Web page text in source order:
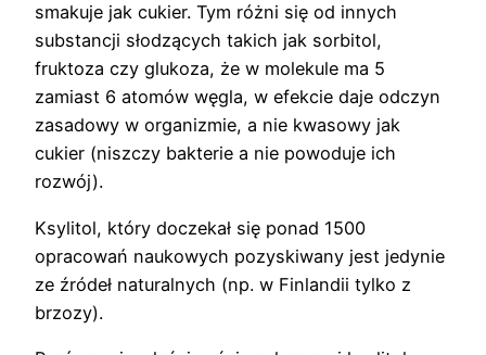
smakuje jak cukier. Tym różni się od innych
substancji słodzących takich jak sorbitol,
fruktoza czy glukoza, że w molekule ma 5
zamiast 6 atomów węgla, w efekcie daje odczyn
zasadowy w organizmie, a nie kwasowy jak
cukier (niszczy bakterie a nie powoduje ich
rozwój).
Ksylitol, który doczekał się ponad 1500
opracowań naukowych pozyskiwany jest jedynie
ze źródeł naturalnych (np. w Finlandii tylko z
brzozy).